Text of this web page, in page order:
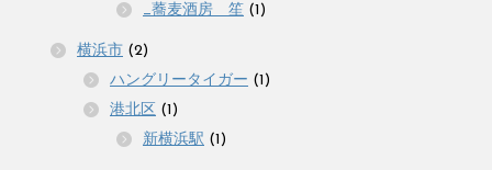
_蕎麦酒房 笙 (1)
横浜市 (2)
ハングリータイガー (1)
港北区 (1)
新横浜駅 (1)